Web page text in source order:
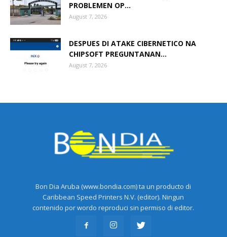
PROBLEMEN OP...
August 7, 2026
DESPUES DI ATAKE CIBERNETICO NA
CHIPSOFT PREGUNTANAN...
August 7, 2026
Bon Dia Aruba (www.bondia.com) ta un producto di
Caribbean Speed Printers N.V. (editor). Ningun
contenido por wordo reproduci sin permiso di editor.